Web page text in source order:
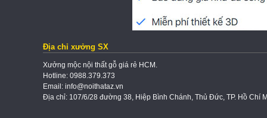
Địa chỉ xưởng SX
Xưởng mộc nội thất gỗ giá rẻ HCM.
Hotline: 0988.379.373
Email: info@noithataz.vn
Địa chỉ: 107/6/28 đường 38, Hiệp Bình Chánh, Thủ Đức, TP. Hồ Chí